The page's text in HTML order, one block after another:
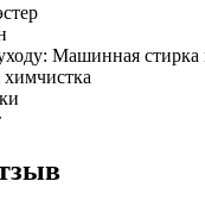
Машинная стирка
химчистка